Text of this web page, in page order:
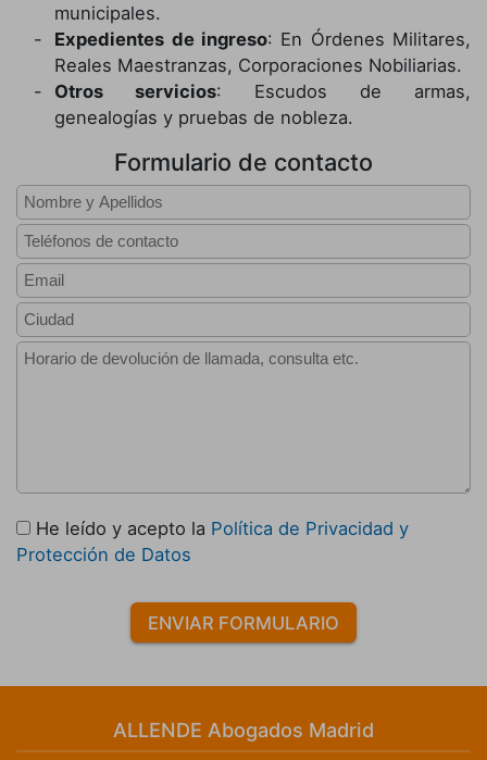
municipales.
Expedientes de ingreso: En Órdenes Militares,
Reales Maestranzas, Corporaciones Nobiliarias.
Otros servicios: Escudos de armas,
genealogías y pruebas de nobleza.
Formulario de contacto
He leído y acepto la Política de Privacidad y
Protección de Datos
ENVIAR FORMULARIO
ALLENDE Abogados Madrid